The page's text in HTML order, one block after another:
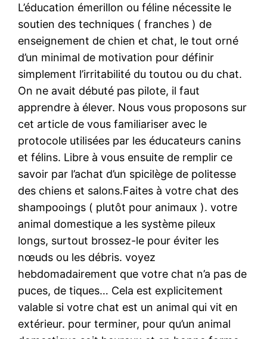
L’éducation émerillon ou féline nécessite le
soutien des techniques ( franches ) de
enseignement de chien et chat, le tout orné
d’un minimal de motivation pour définir
simplement l’irritabilité du toutou ou du chat.
On ne avait débuté pas pilote, il faut
apprendre à élever. Nous vous proposons sur
cet article de vous familiariser avec le
protocole utilisées par les éducateurs canins
et félins. Libre à vous ensuite de remplir ce
savoir par l’achat d’un spicilège de politesse
des chiens et salons.Faites à votre chat des
shampooings ( plutôt pour animaux ). votre
animal domestique a les système pileux
longs, surtout brossez-le pour éviter les
nœuds ou les débris. voyez
hebdomadairement que votre chat n’a pas de
puces, de tiques… Cela est explicitement
valable si votre chat est un animal qui vit en
extérieur. pour terminer, pour qu’un animal